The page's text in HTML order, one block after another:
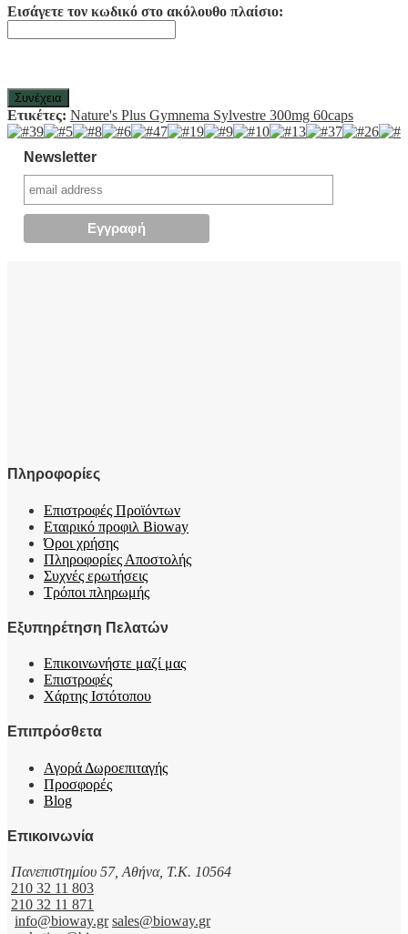
Εισάγετε τον κωδικό στο ακόλουθο πλαίσιο:
Συνέχεια
Ετικέτες: Nature's Plus Gymnema Sylvestre 300mg 60caps
Newsletter
Πληροφορίες
Επιστροφές Προϊόντων
Εταιρικό προφιλ Bioway
Όροι χρήσης
Πληροφορίες Αποστολής
Συχνές ερωτήσεις
Τρόποι πληρωμής
Εξυπηρέτηση Πελατών
Επικοινωνήστε μαζί μας
Επιστροφές
Χάρτης Ιστότοπου
Επιπρόσθετα
Αγορά Δωροεπιταγής
Προσφορές
Blog
Επικοινωνία
Πανεπιστημίου 57, Αθήνα, T.K. 10564
210 32 11 803
210 32 11 871
info@bioway.gr sales@bioway.gr